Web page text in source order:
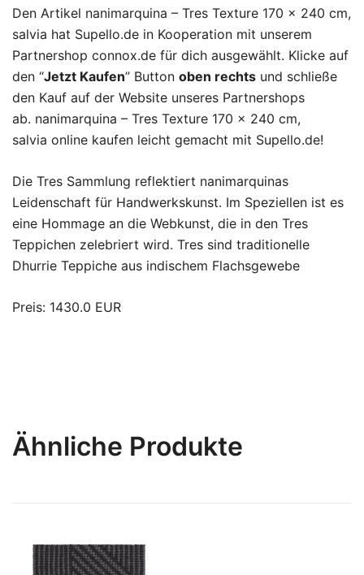
Den Artikel nanimarquina – Tres Texture 170 x 240 cm,
salvia hat Supello.de in Kooperation mit unserem
Partnershop connox.de für dich ausgewählt. Klicke auf
den “Jetzt Kaufen” Button oben rechts und schließe
den Kauf auf der Website unseres Partnershops
ab. nanimarquina – Tres Texture 170 x 240 cm,
salvia online kaufen leicht gemacht mit Supello.de!
Die Tres Sammlung reflektiert nanimarquinas
Leidenschaft für Handwerkskunst. Im Speziellen ist es
eine Hommage an die Webkunst, die in den Tres
Teppichen zelebriert wird. Tres sind traditionelle
Dhurrie Teppiche aus indischem Flachsgewebe
Preis: 1430.0 EUR
Ähnliche Produkte